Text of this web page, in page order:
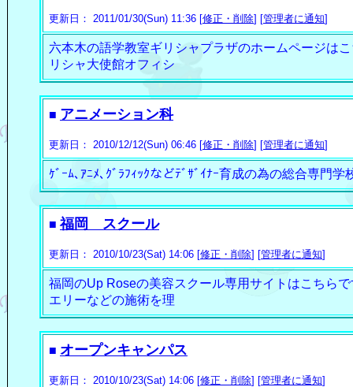
更新日： 2011/01/30(Sun) 11:36 [修正・削除] [管理者に通知]
六本木の語学教室ギリシャプラザのホームページは
リシャ大使館オフィシ
■ アニメーション科
更新日： 2010/12/12(Sun) 06:46 [修正・削除] [管理者に通知]
ｹﾞｰﾑ､ｱﾆﾒ､ｸﾞﾗﾌｨｯｸなどﾃﾞｻﾞｲﾅｰ育成の為の総合専門
■ 福岡 スクール
更新日： 2010/10/23(Sat) 14:06 [修正・削除] [管理者に通知]
福岡のUp Roseの美容スクール専用サイトはこちら
エリーなどの施術を理
■ オープンキャンパス
更新日： 2010/10/23(Sat) 14:06 [修正・削除] [管理者に通知]